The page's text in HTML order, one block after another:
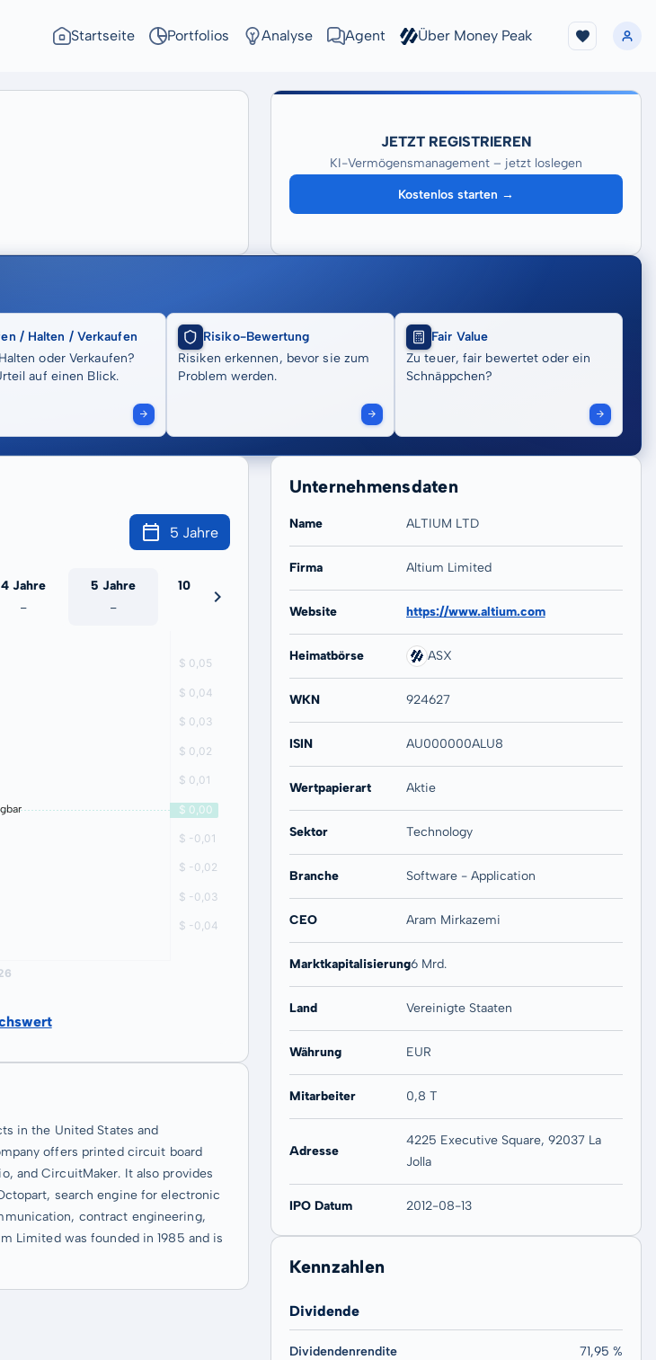
Startseite Portfolios Analyse Agent Über Money Peak
JETZT REGISTRIEREN
KI-Vermögensmanagement – jetzt loslegen
Kostenlos starten →
/ Halten / Verkaufen
oder Verkaufen?
auf einen Blick.
Risiko-Bewertung
Risiken erkennen, bevor sie zum
Problem werden.
Fair Value
Zu teuer, fair bewertet oder ein
Schnäppchen?
5 Jahre
4 Jahre
-
5 Jahre
-
10 Jahre
-
in the United States and
offers printed circuit board
and CircuitMaker. It also provides
search engine for electronic
contract engineering,
Limited was founded in 1985 and is
Unternehmensdaten
Name ALTIUM LTD
Firma Altium Limited
Website https://www.altium.com
Heimatbörse ASX
WKN 924627
ISIN AU000000ALU8
Wertpapierart Aktie
Sektor Technology
Branche Software - Application
CEO Aram Mirkazemi
Marktkapitalisierung6 Mrd.
Land Vereinigte Staaten
Währung EUR
Mitarbeiter 0,8 T
Adresse
4225 Executive Square, 92037 La
Jolla
IPO Datum 2012-08-13
Kennzahlen
Dividende
Dividendenrendite 71,95 %